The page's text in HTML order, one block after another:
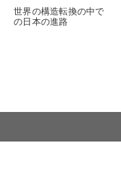
世界の構造転換の中で
の日本の進路